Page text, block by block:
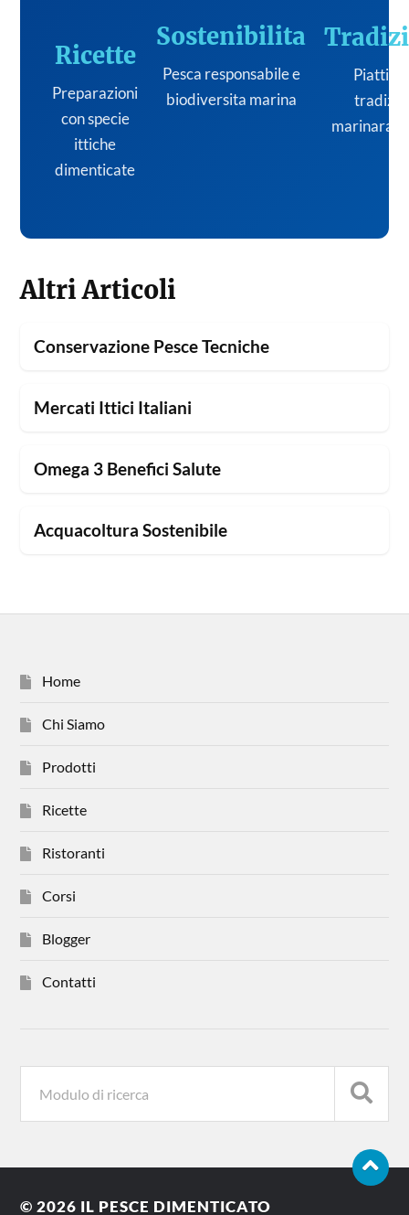
Ricette
Preparazioni
con specie
ittiche
dimenticate
Sostenibilita
Pesca responsabile e
biodiversita marina
Piatti
marinara
Altri Articoli
Conservazione Pesce Tecniche
Mercati Ittici Italiani
Omega 3 Benefici Salute
Acquacoltura Sostenibile
Home
Chi Siamo
Prodotti
Ricette
Ristoranti
Corsi
Blogger
Contatti
© 2026 IL PESCE DIMENTICATO